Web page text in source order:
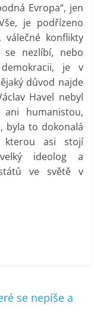
Evropa“, jen
je podřízeno
válečné konflikty
nezlíbí, nebo
je v
důvod najde
Havel nebyl
humanistou,
byla to dokonalá
asi stojí
ideolog a
ve světě v
se nepíše a